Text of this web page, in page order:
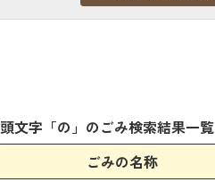
頭文字「の 」のごみ検索結果一覧
ごみの名称